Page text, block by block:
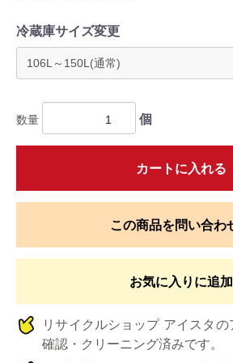
冷蔵庫サイズ変更
数量 個
カートに入れる
この商品を問い合わ
お気に入りに追加
リサイクルショップ アイスタ
確認・クリーニング済みです。